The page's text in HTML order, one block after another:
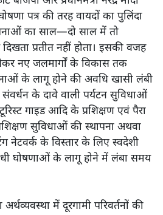
घोषणाओं पर टिका क्यों दिखता
वादों के बीच घोषणा-प्रधान बजट
द्वारासंसद में प्रस्तुत साल
और प्रधानमंत्री नरेंद्र मोदी
पत्र की तरह वायदों का पुलिंदा
का साल—दो साल में तो
नए जलमार्गों के विकास तक